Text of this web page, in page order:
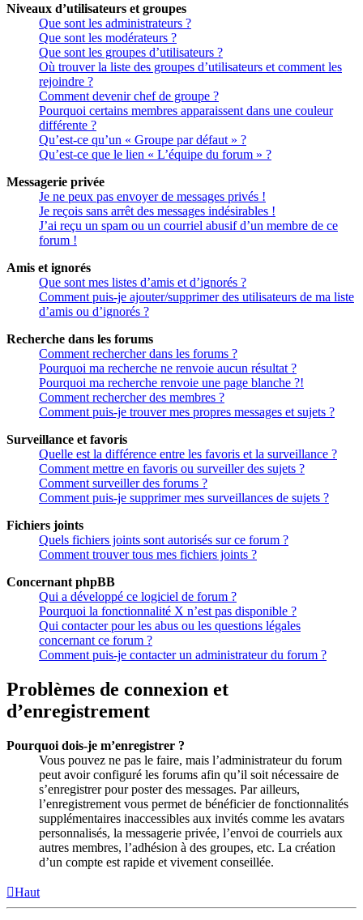
Niveaux d’utilisateurs et groupes
Que sont les administrateurs ?
Que sont les modérateurs ?
Que sont les groupes d’utilisateurs ?
Où trouver la liste des groupes d’utilisateurs et comment les
rejoindre ?
Comment devenir chef de groupe ?
Pourquoi certains membres apparaissent dans une couleur
différente ?
Qu’est-ce qu’un « Groupe par défaut » ?
Qu’est-ce que le lien « L’équipe du forum » ?
Messagerie privée
Je ne peux pas envoyer de messages privés !
Je reçois sans arrêt des messages indésirables !
J’ai reçu un spam ou un courriel abusif d’un membre de ce
forum !
Amis et ignorés
Que sont mes listes d’amis et d’ignorés ?
Comment puis-je ajouter/supprimer des utilisateurs de ma liste
d’amis ou d’ignorés ?
Recherche dans les forums
Comment rechercher dans les forums ?
Pourquoi ma recherche ne renvoie aucun résultat ?
Pourquoi ma recherche renvoie une page blanche ?!
Comment rechercher des membres ?
Comment puis-je trouver mes propres messages et sujets ?
Surveillance et favoris
Quelle est la différence entre les favoris et la surveillance ?
Comment mettre en favoris ou surveiller des sujets ?
Comment surveiller des forums ?
Comment puis-je supprimer mes surveillances de sujets ?
Fichiers joints
Quels fichiers joints sont autorisés sur ce forum ?
Comment trouver tous mes fichiers joints ?
Concernant phpBB
Qui a développé ce logiciel de forum ?
Pourquoi la fonctionnalité X n’est pas disponible ?
Qui contacter pour les abus ou les questions légales
concernant ce forum ?
Comment puis-je contacter un administrateur du forum ?
Problèmes de connexion et
d’enregistrement
Pourquoi dois-je m’enregistrer ?
Vous pouvez ne pas le faire, mais l’administrateur du forum
peut avoir configuré les forums afin qu’il soit nécessaire de
s’enregistrer pour poster des messages. Par ailleurs,
l’enregistrement vous permet de bénéficier de fonctionnalités
supplémentaires inaccessibles aux invités comme les avatars
personnalisés, la messagerie privée, l’envoi de courriels aux
autres membres, l’adhésion à des groupes, etc. La création
d’un compte est rapide et vivement conseillée.
Haut